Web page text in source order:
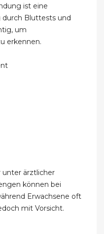
ist eine
Bluttests und
um
erkennen.
unter ärztlicher
können bei
Erwachsene oft
mit Vorsicht.